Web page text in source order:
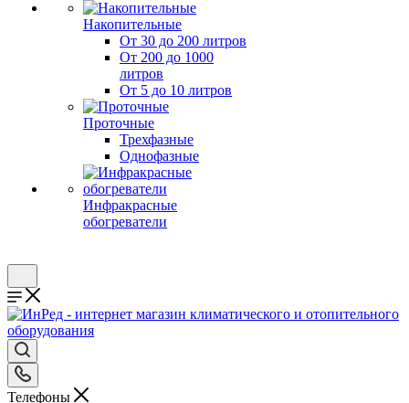
Накопительные
От 30 до 200 литров
От 200 до 1000
литров
От 5 до 10 литров
Проточные
Трехфазные
Однофазные
Инфракрасные
обогреватели
Телефоны